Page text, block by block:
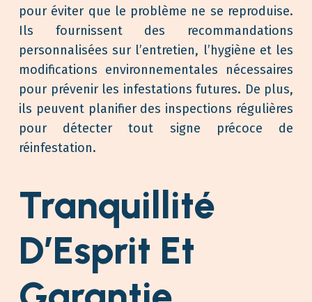
pour éviter que le problème ne se reproduise.
Ils fournissent des recommandations
personnalisées sur l’entretien, l’hygiène et les
modifications environnementales nécessaires
pour prévenir les infestations futures. De plus,
ils peuvent planifier des inspections régulières
pour détecter tout signe précoce de
réinfestation.
Tranquillité
D’Esprit Et